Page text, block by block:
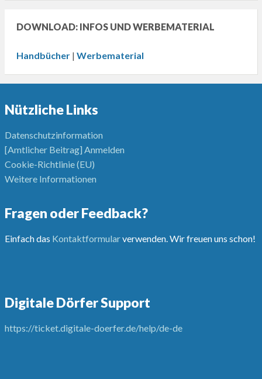
DOWNLOAD: INFOS UND WERBEMATERIAL
Handbücher| Werbematerial
Nützliche Links
Datenschutzinformation
[Amtlicher Beitrag] Anmelden
Cookie-Richtlinie (EU)
Weitere Informationen
Fragen oder Feedback?
Einfach das Kontaktformularverwenden. Wir freuen uns schon!
Digitale Dörfer Support
https://ticket.digitale-doerfer.de/help/de-de